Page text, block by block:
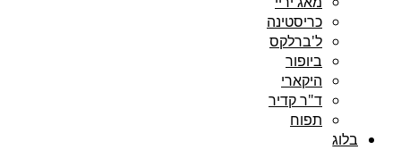
כריסטינה
ל'ברלקס
ביופור
היקארי
ד"ר קדיר
תפוח
בלוג